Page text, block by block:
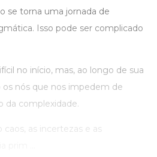
se torna uma jornada de
Isso pode ser complicado
no início, mas, ao longo de sua
nós que nos impedem de
da complexidade.
as incertezas e as